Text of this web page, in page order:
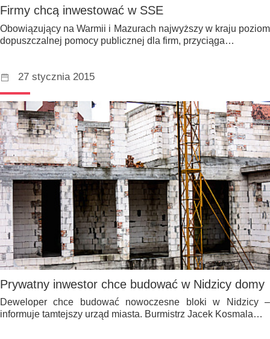
Firmy chcą inwestować w SSE
Obowiązujący na Warmii i Mazurach najwyższy w kraju poziom
dopuszczalnej pomocy publicznej dla firm, przyciąga…
27 stycznia 2015
Prywatny inwestor chce budować w Nidzicy domy
Deweloper chce budować nowoczesne bloki w Nidzicy –
informuje tamtejszy urząd miasta. Burmistrz Jacek Kosmala…